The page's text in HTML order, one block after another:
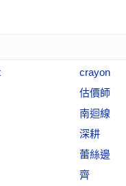
crayon
估價師
南迴線
深耕
蕾絲邊
齊